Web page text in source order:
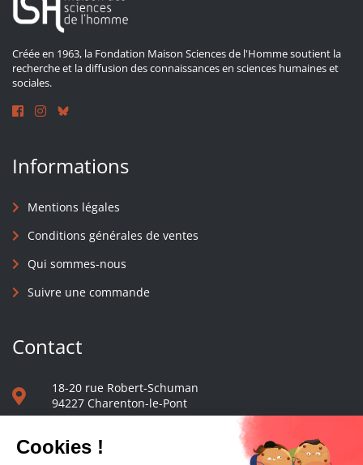
Créée en 1963, la Fondation Maison Sciences de l'Homme soutient la
recherche et la diffusion des connaissances en sciences humaines et
sociales.
Informations
Mentions légales
Conditions générales de ventes
Qui sommes-nous
Suivre une commande
Contact
18-20 rue Robert-Schuman
94227 Charenton-le-Pont